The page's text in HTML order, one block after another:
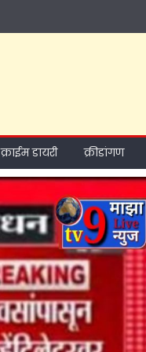
क्राईम डायरी क्रीडांगण